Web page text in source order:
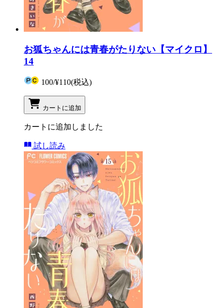
お狐ちゃんには青春がたりない【マイクロ】
14
100/¥110(税込)
カートに追加
カートに追加しました
試し読み